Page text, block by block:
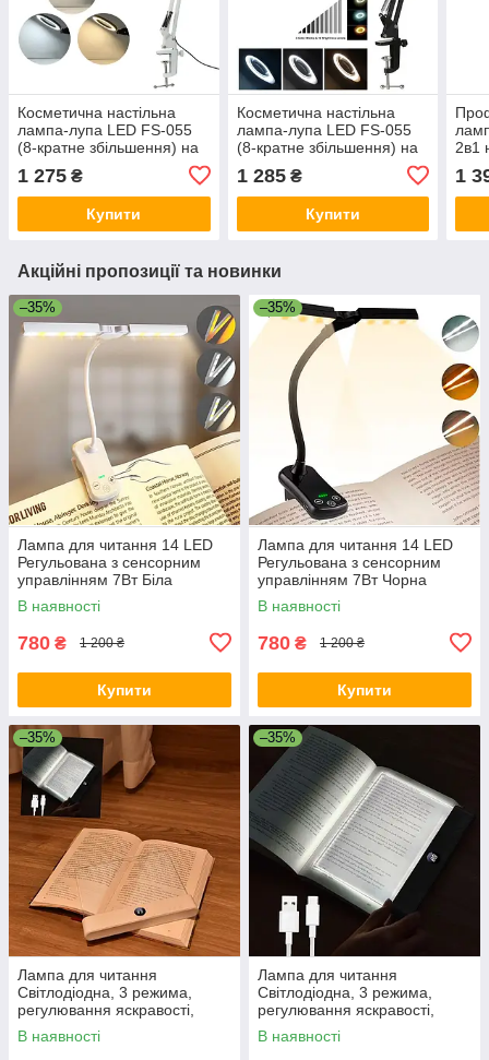
Косметична настільна
лампа-лупа LED FS-055
(8-кратне збільшення) на
1 275 ₴
Купити
Косметична настільна
лампа-лупа LED FS-055
(8-кратне збільшення) на
1 285₴
Купити
2в1
1
Акційні пропозиції та новинки
–35%
Лампа для читання 14 LED
Регульована з сенсорним
управлінням 7Вт Біла
В наявності
780 ₴ 1 200 ₴
Купити
–35%
Лампа для читання 14 LED
Регульована з сенсорним
управлінням 7Вт Чорна
В наявності
780 ₴ 1 200 ₴
Купити
–35%
Лампа для читання
Світлодіодна, 3 режима,
регулювання яскравості,
таймер Біла
В наявності
–35%
Лампа для читання
Світлодіодна, 3 режима,
регулювання яскравості,
таймер Чорна
В наявності